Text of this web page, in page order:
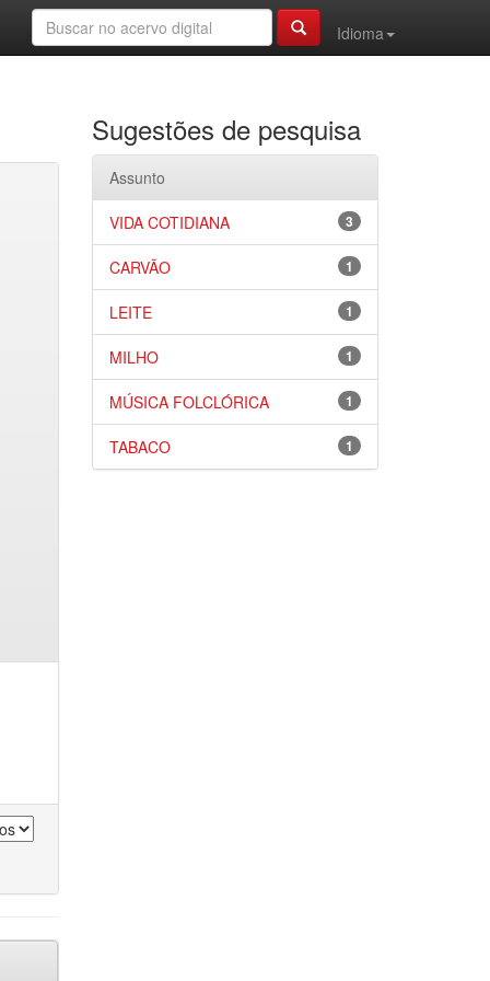
Idioma
Sugestões de pesquisa
Assunto
3
VIDA COTIDIANA
1
CARVÃO
1
LEITE
1
MILHO
1
MÚSICA FOLCLÓRICA
1
TABACO